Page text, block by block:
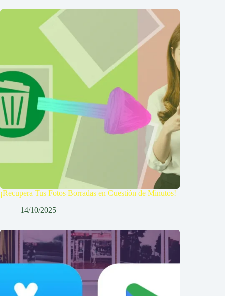
¡Recupera Tus Fotos Borradas en Cuestión de Minutos!
14/10/2025